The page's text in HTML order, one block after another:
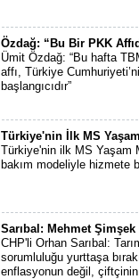
Özdağ: “Bu Bir PKK
Ümit Özdağ: “Bu hafta
affı, Türkiye
başlangıcıdır”
Türkiye'nin İlk MS
Türkiye'nin ilk MS Yaşam
bakım modeliyle hizmete
Sarıbal: Mehmet
CHP'li Orhan Sarıbal:
sorumluluğu yurttaşa
enflasyonun değil, çiftçinin